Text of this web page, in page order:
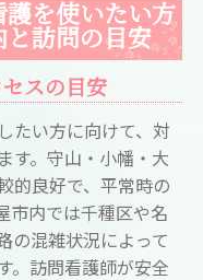
を使いたい方
と訪問の目安
スの目安
たい方に向けて、対
す。守山・小幡・大
的良好で、平常時の
市内では千種区や名
の混雑状況によって
。訪問看護師が安全